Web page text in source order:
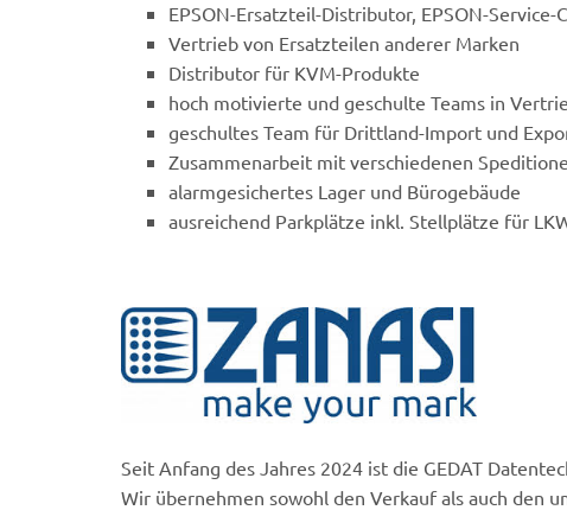
EPSON-Ersatzteil-Distributor, EPSON-
Vertrieb von Ersatzteilen anderer Marken
Distributor für KVM-Produkte
hoch motivierte und geschulte Teams in
geschultes Team für Drittland-Import und
Zusammenarbeit mit verschiedenen
alarmgesichertes Lager und Bürogebäude
ausreichend Parkplätze inkl. Stellplätze für
Seit Anfang des Jahres 2024 ist die GEDAT
Wir übernehmen sowohl den Verkauf als auch den